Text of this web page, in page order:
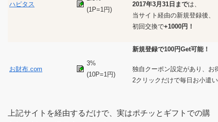
ハピタス
(1P=1円)
2017年3月31日までは、
当サイト経由の新規登録後、
初回交換で+1000円！
お財布.com
3%
(10P=1円)
新規登録で100円Get可能！
独自クーポン設定があり、お
2クリックだけで毎日お小遣
上記サイトを経由するだけで、実はポチッとギフトでの購